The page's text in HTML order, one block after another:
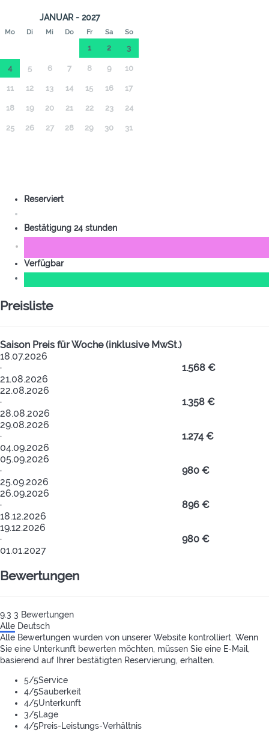
JANUAR - 2027
Mo Di Mi Do Fr Sa So
1 2 3
4 5 6 7 8 9 10
11 12 13 14 15 16 17
18 19 20 21 22 23 24
25 26 27 28 29 30 31
Reserviert
Bestätigung 24 stunden
Verfügbar
Preisliste
Saison Preis für Woche (inklusive MwSt.)
18.07.2026
·
21.08.2026
1.568 €
22.08.2026
·
28.08.2026
1.358 €
29.08.2026
·
04.09.2026
1.274 €
05.09.2026
·
25.09.2026
980 €
26.09.2026
·
18.12.2026
896 €
19.12.2026
·
01.01.2027
980 €
Bewertungen
9.3 3 Bewertungen
Alle Deutsch
Alle Bewertungen wurden von unserer Website kontrolliert. Wenn
Sie eine Unterkunft bewerten möchten, müssen Sie eine E-Mail,
basierend auf Ihrer bestätigten Reservierung, erhalten.
5/5Service
4/5Sauberkeit
4/5Unterkunft
3/5Lage
4/5Preis-Leistungs-Verhältnis